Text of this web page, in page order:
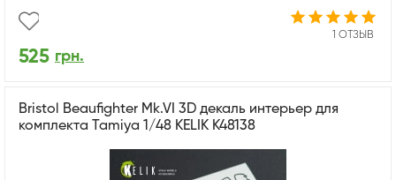
1 ОТЗЫВ
525 грн.
Bristol Beaufighter Mk.VI 3D декаль интерьер для
комплекта Tamiya 1/48 KELIK K48138